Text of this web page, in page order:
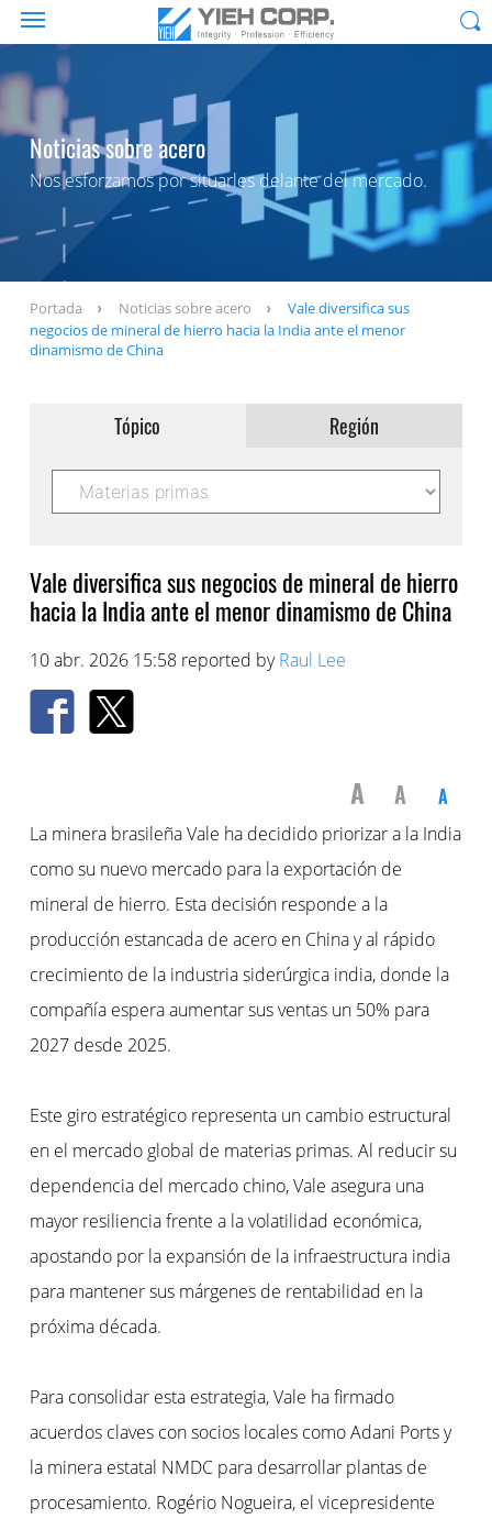
Noticias sobre acero
Nos esforzamos por situarles delante del mercado.
Portada Noticias sobre acero
Vale diversifica sus
negocios de mineral de hierro hacia la India ante el menor
dinamismo de China
Tópico Región
Vale diversifica sus negocios de mineral de hierro
hacia la India ante el menor dinamismo de China
10 abr. 2026 15:58 reported byRaul Lee
A A A
La minera brasileña Vale ha decidido priorizar a la India
como su nuevo mercado para la exportación de
mineral de hierro. Esta decisión responde a la
producción estancada de acero en China y al rápido
crecimiento de la industria siderúrgica india, donde la
compañía espera aumentar sus ventas un 50% para
2027 desde 2025.
Este giro estratégico representa un cambio estructural
en el mercado global de materias primas. Al reducir su
dependencia del mercado chino, Vale asegura una
mayor resiliencia frente a la volatilidad económica,
apostando por la expansión de la infraestructura india
para mantener sus márgenes de rentabilidad en la
próxima década.
Para consolidar esta estrategia, Vale ha firmado
acuerdos claves con socios locales como Adani Ports y
la minera estatal NMDC para desarrollar plantas de
procesamiento. Rogério Nogueira, el vicepresidente